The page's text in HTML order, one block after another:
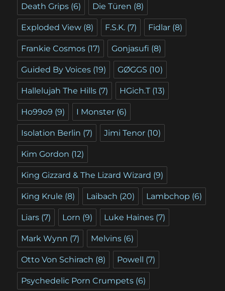
Death Grips (6) Die Türen (8)
Exploded View (8) F.S.K. (7) Fidlar (8)
Frankie Cosmos (17) Gonjasufi (8)
Guided By Voices (19) GØGGS (10)
Hallelujah The Hills (7) HGich.T (13)
Ho99o9 (9) I Monster (6)
Isolation Berlin (7) Jimi Tenor (10)
Kim Gordon (12)
King Gizzard & The Lizard Wizard (9)
King Krule (8) Laibach (20) Lambchop (6)
Liars (7) Lorn (9) Luke Haines (7)
Mark Wynn (7) Melvins (6)
Otto Von Schirach (8) Powell (7)
Psychedelic Porn Crumpets (6)